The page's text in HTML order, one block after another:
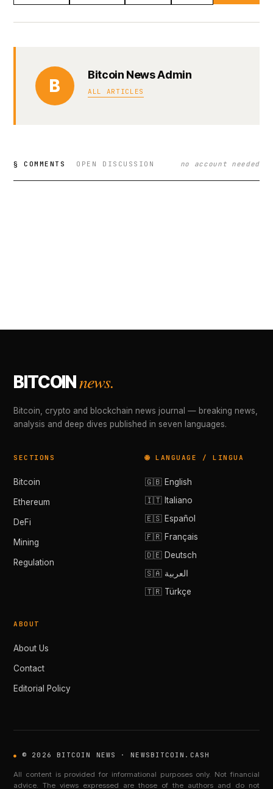
B
Bitcoin News Admin
ALL ARTICLES
§ COMMENTS OPEN DISCUSSION no account needed
BITCOINnews.
Bitcoin, crypto and blockchain news journal — breaking news,
analysis and deep dives published in seven languages.
SECTIONS
Bitcoin
Ethereum
DeFi
Mining
Regulation
🌐 LANGUAGE / LINGUA
🇬🇧 English
🇮🇹 Italiano
🇪🇸 Español
🇫🇷 Français
🇩🇪 Deutsch
🇸🇦 العربية
🇹🇷 Türkçe
ABOUT
About Us
Contact
Editorial Policy
© 2026 BITCOIN NEWS · NEWSBITCOIN.CASH
All content is provided for informational purposes only. Not financial
advice. The views expressed are those of the authors and do not